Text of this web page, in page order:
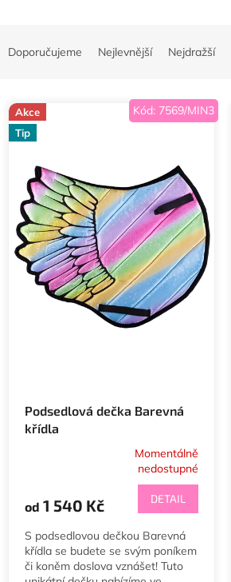
Doporučujeme Nejlevnější Nejdražší
Akce
Tip
Podsedlová dečka Barevná
křídla
je
z
5
hvězdiček.
Momentálně
nedostupné
od 1 540 Kč DETAIL
S podsedlovou dečkou Barevná
křídla se budete se svým poníkem
či koněm doslova vznášet! Tuto
Kód: 7569/MIN3